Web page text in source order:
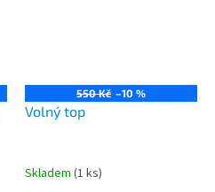
550 Kč –10 %
Volný top
Skladem (1 ks)